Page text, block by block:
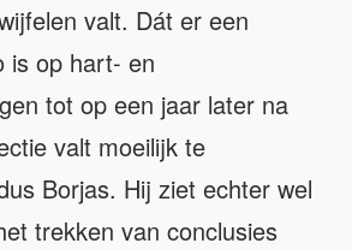
valt. Dát er een
is op hart- en
tot op een jaar later na
valt moeilijk te
Borjas. Hij ziet echter wel
trekken van conclusies